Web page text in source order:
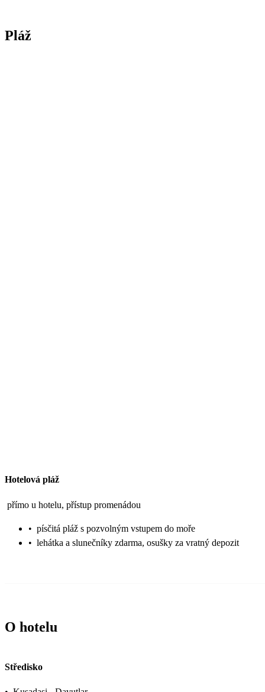
Pláž
Hotelová pláž
přímo u hotelu, přístup promenádou
• písčitá pláž s pozvolným vstupem do moře
• lehátka a slunečníky zdarma, osušky za vratný depozit
O hotelu
Středisko